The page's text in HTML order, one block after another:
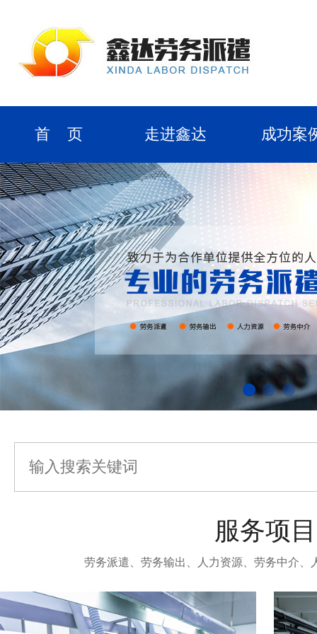
首 页 走进鑫达 成功案
劳务派遣 公司团队
服务项目
劳务派遣、劳务输出、人力资源、劳务中介、